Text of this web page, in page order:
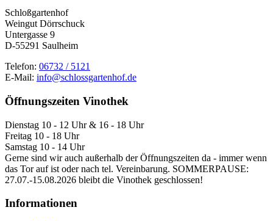
Schloßgartenhof
Weingut Dörrschuck
Untergasse 9
D-55291 Saulheim
Telefon: 06732 / 5121
E-Mail: info@schlossgartenhof.de
Öffnungszeiten Vinothek
Dienstag 10 - 12 Uhr & 16 - 18 Uhr
Freitag 10 - 18 Uhr
Samstag 10 - 14 Uhr
Gerne sind wir auch außerhalb der Öffnungszeiten da - immer wenn
das Tor auf ist oder nach tel. Vereinbarung. SOMMERPAUSE:
27.07.-15.08.2026 bleibt die Vinothek geschlossen!
Informationen